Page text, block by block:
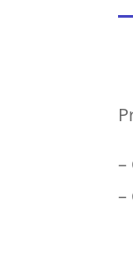
–
–